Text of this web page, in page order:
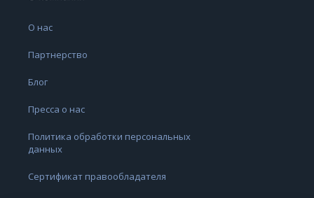
О нас
Партнерство
Блог
Пресса о нас
Политика обработки персональных
данных
Сертификат правообладателя